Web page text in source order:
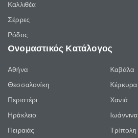
Καλλιθέα
Σέρρες
Ρόδος
Ονομαστικός Κατάλογος
Αθήνα
Θεσσαλονίκη
Περιστέρι
Ηράκλειο
Πειραιάς
Καβάλα
Κέρκυρα
Χανιά
Ιωάννινα
Τρίπολη